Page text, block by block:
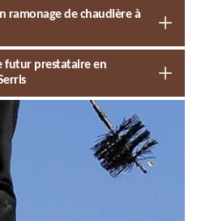
ramonage de chaudière à
futur prestataire en